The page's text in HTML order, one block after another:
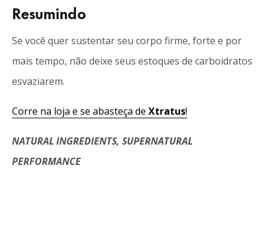
Resumindo
Se você quer sustentar seu corpo firme, forte e por
mais tempo, não deixe seus estoques de carboidratos
esvaziarem.
Corre na loja e se abasteça de Xtratus!
NATURAL INGREDIENTS, SUPERNATURAL
PERFORMANCE